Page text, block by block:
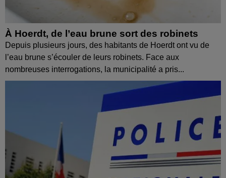
À Hoerdt, de l’eau brune sort des robinets
Depuis plusieurs jours, des habitants de Hoerdt ont vu de
l’eau brune s’écouler de leurs robinets. Face aux
nombreuses interrogations, la municipalité a pris...